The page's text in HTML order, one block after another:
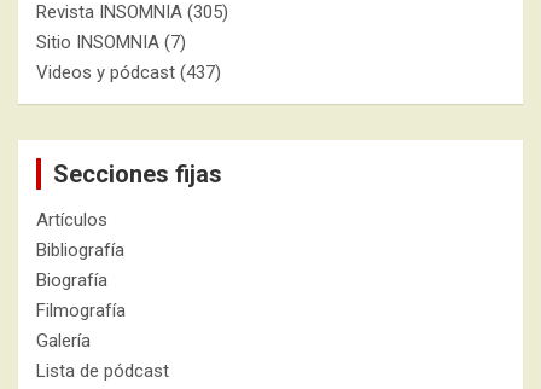
Revista INSOMNIA (305)
Sitio INSOMNIA (7)
Videos y pódcast (437)
Secciones fijas
Artículos
Bibliografía
Biografía
Filmografía
Galería
Lista de pódcast